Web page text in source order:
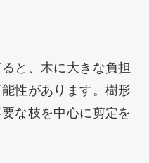
と、木に大きな負担
性があります。樹形
な枝を中心に剪定を